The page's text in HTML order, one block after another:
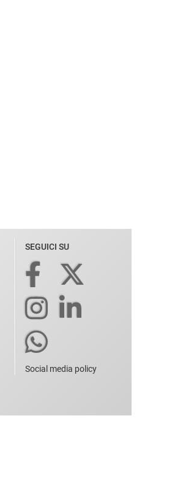
SEGUICI SU
Social media policy